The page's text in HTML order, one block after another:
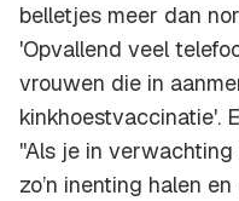
belletjes meer dan
'Opvallend veel
vrouwen die in
kinkhoestvaccinatie'.
''Als je in
zo’n inenting halen